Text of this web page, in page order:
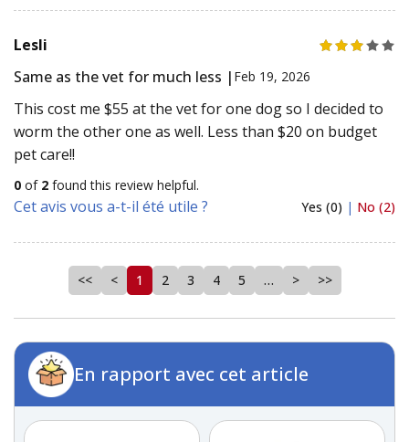
Lesli
Same as the vet for much less | Feb 19, 2026
This cost me $55 at the vet for one dog so I decided to
worm the other one as well. Less than $20 on budget
pet care!!
0 of 2 found this review helpful.
Cet avis vous a-t-il été utile ? Yes (0) | No (2)
<< < 1 2 3 4 5 … > >>
En rapport avec cet article